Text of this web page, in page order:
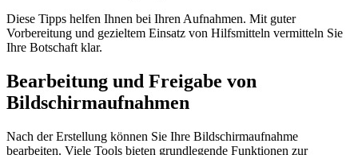
Diese Tipps helfen Ihnen bei Ihren Aufnahmen. Mit guter
Vorbereitung und gezieltem Einsatz von Hilfsmitteln vermitteln Sie
Ihre Botschaft klar.
Bearbeitung und Freigabe von
Bildschirmaufnahmen
Nach der Erstellung können Sie Ihre Bildschirmaufnahme
bearbeiten. Viele Tools bieten grundlegende Funktionen zur